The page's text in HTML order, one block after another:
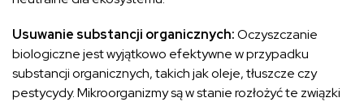
Usuwanie substancji organicznych:Oczyszczanie
biologiczne jest wyjątkowo efektywne w przypadku
substancji organicznych, takich jak oleje, tłuszcze czy
pestycydy. Mikroorganizmy są w stanie rozłożyć te związki